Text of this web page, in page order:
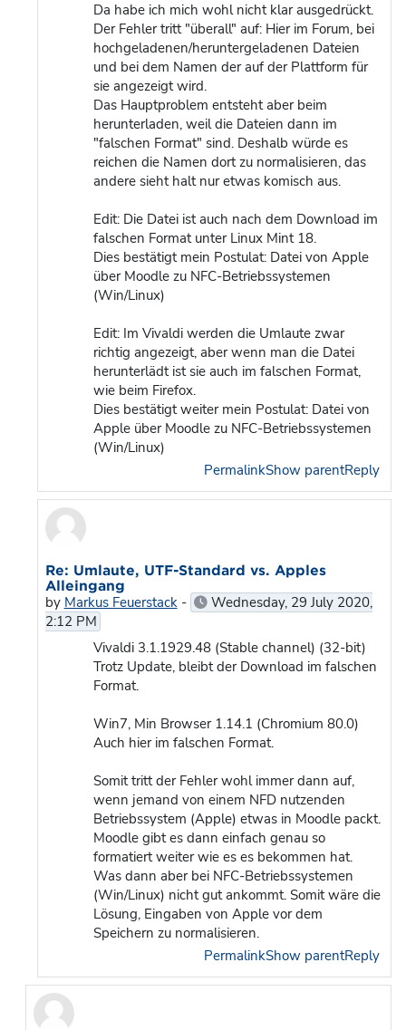
Da habe ich mich wohl nicht klar ausgedrückt.
Der Fehler tritt "überall" auf: Hier im Forum, bei
hochgeladenen/heruntergeladenen Dateien
und bei dem Namen der auf der Plattform für
sie angezeigt wird.
Das Hauptproblem entsteht aber beim
herunterladen, weil die Dateien dann im
"falschen Format" sind. Deshalb würde es
reichen die Namen dort zu normalisieren, das
andere sieht halt nur etwas komisch aus.
Edit: Die Datei ist auch nach dem Download im
falschen Format unter Linux Mint 18.
Dies bestätigt mein Postulat: Datei von Apple
über Moodle zu NFC-Betriebssystemen
(Win/Linux)
Edit: Im Vivaldi werden die Umlaute zwar
richtig angezeigt, aber wenn man die Datei
herunterlädt ist sie auch im falschen Format,
wie beim Firefox.
Dies bestätigt weiter mein Postulat: Datei von
Apple über Moodle zu NFC-Betriebssystemen
(Win/Linux)
PermalinkShow parentReply
Re: Umlaute, UTF-Standard vs. Apples
Alleingang
by Markus Feuerstack-
Wednesday, 29 July 2020,
2:12 PM
Vivaldi 3.1.1929.48 (Stable channel) (32-bit)
Trotz Update, bleibt der Download im falschen
Format.
Win7, Min Browser 1.14.1 (Chromium 80.0)
Auch hier im falschen Format.
Somit tritt der Fehler wohl immer dann auf,
wenn jemand von einem NFD nutzenden
Betriebssystem (Apple) etwas in Moodle packt.
Moodle gibt es dann einfach genau so
formatiert weiter wie es es bekommen hat.
Was dann aber bei NFC-Betriebssystemen
(Win/Linux) nicht gut ankommt. Somit wäre die
Lösung, Eingaben von Apple vor dem
Speichern zu normalisieren.
PermalinkShow parentReply